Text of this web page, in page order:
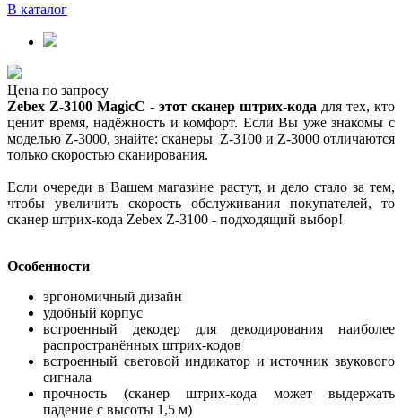
В каталог
Цена по запросу
Zebex Z-3100 MagicC - этот сканер штрих-кода для тех, кто
ценит время, надёжность и комфорт. Если Вы уже знакомы с
моделью Z-3000, знайте: сканеры Z-3100 и Z-3000 отличаются
только скоростью сканирования.
Если очереди в Вашем магазине растут, и дело стало за тем,
чтобы увеличить скорость обслуживания покупателей, то
сканер штрих-кода Zebex Z-3100 - подходящий выбор!
Особенности
эргономичный дизайн
удобный корпус
встроенный декодер для декодирования наиболее
распространённых штрих-кодов
встроенный световой индикатор и источник звукового
сигнала
прочность (сканер штрих-кода может выдержать
падение с высоты 1,5 м)